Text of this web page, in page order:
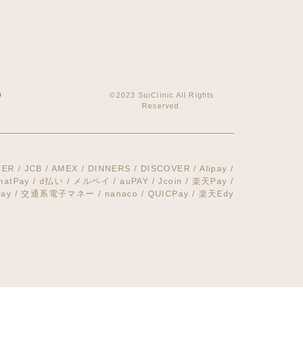
©2023 SuiClinic All Rights
Reserved.
/ JCB / AMEX / DINNERS / DISCOVER / Alipay /
/ d払い / メルペイ /auPAY / Jcoin / 楽天Pay /
/ 交通系電子マネー / nanaco / QUICPay / 楽天Edy